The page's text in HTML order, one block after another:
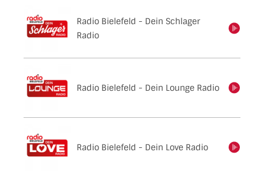
Radio Bielefeld - Dein Schlager
Radio
einschalten
Radio Bielefeld - Dein Lounge Radio
einschalten
Radio Bielefeld - Dein Love Radio
einschalten